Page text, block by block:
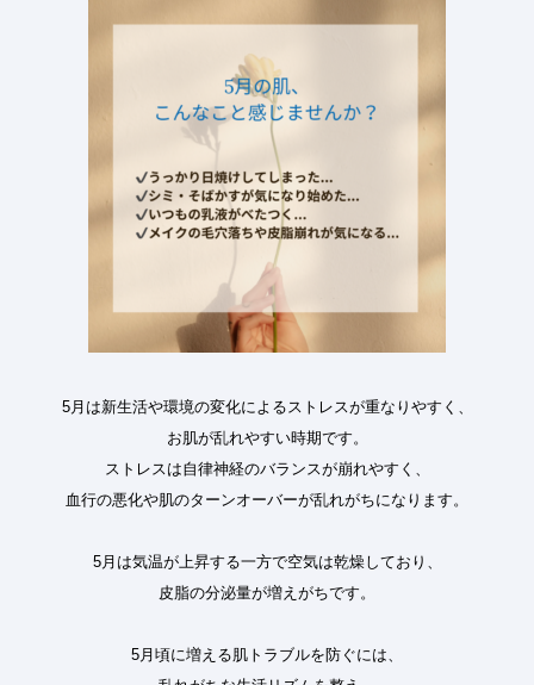
5月は新生活や環境の変化によるストレスが重なりやすく、
お肌が乱れやすい時期です。
ストレスは自律神経のバランスが崩れやすく、
血行の悪化や肌のターンオーバーが乱れがちになります。
5月は気温が上昇する一方で空気は乾燥しており、
皮脂の分泌量が増えがちです。
5月頃に増える肌トラブルを防ぐには、